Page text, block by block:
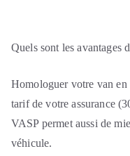
Quels sont les avantages
Homologuer votre van en
tarif de votre assurance
VASP permet aussi de
véhicule.